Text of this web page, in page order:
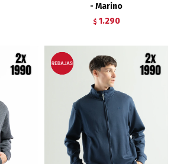
- Marino
$ 1.290